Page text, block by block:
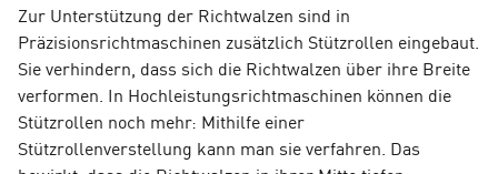
Zur Unterstützung der Richtwalzen sind in
Präzisionsrichtmaschinen zusätzlich Stützrollen eingebaut.
Sie verhindern, dass sich die Richtwalzen über ihre Breite
verformen. In Hochleistungsrichtmaschinen können die
Stützrollen noch mehr: Mithilfe einer
Stützrollenverstellung kann man sie verfahren. Das